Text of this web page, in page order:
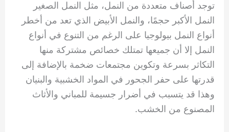
توجد أصناف متعددة من النمل، مثل النمل الصغير
النمل الأكبر حجمًا، والنمل الأبيض الذي تعد من أخطر
أنواع النمل بيولوجيا على الرغم من التنوع في أنواع
النمل إلا أن جميعها تمتلك خصائص مشتركة منها
التكاثر بسرعة وتكوين مجتمعات ضخمة بالإضافة إلى
قدرتها على حفر الجحور في المواد الخشبية والبنيان
وهذا قد يتسبب في أضرار جسيمة للمباني والأثاث
المصنوع من الخشب.